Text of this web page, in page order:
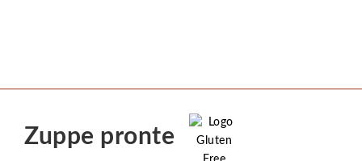
Zuppe pronte